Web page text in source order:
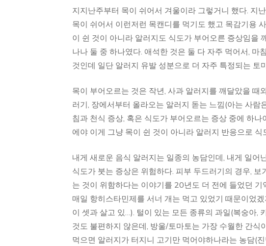
지
확
정
ㅋ
ㅋ
지지난주부터 목이 쉬어서 겨울이라 그렇거니 했다. 지
목이 쉬어서 이런저런 목캔디를 먹기도 했고 목감기용
이 쉰 것이 아니라 알러지도 식도가 부어오른 증상임을
나나 둘 중 하나였다. 애석한 것은 둘 다 자주 먹어서,
것인데 일단 알러지 유발 성분으로 더 자주 특정되는 토
목이 부어오르는 것은 작년, 사과 알러지를 깨달았을
러기, 장에서부터 올라오는 알러지 돋는 느낌(아는 사
침과 천식 증상, 혹은 식도가 부어오르는 증상 중에 하
에야 이게 그냥 목이 쉰 것이 아니라 알러지 반응으로
내게 새로운 음식 알러지는 일종의 농담인데, 내게 일
식도가 붓는 증상은 위험하다. 피부 두드러기의 경우,
는 것이 위함하다는 이야기를 20년도 더 전에 들었던
매일 항히스타민제를 서너 개는 먹고 있었기 때문이었
이 셋과 살고 있…). 털이 있는 모든 종류의 과일(복숭아,
것도 불편하지 않은데, 방울/토마토는 가장 수월한 간
먹으면 알러지가 터지니 고기만 먹어야하나라는 농담(